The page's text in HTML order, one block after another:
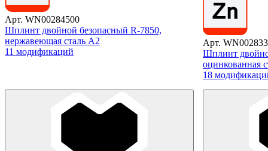
Арт. WN00284500
Шплинт двойной безопасный R-7850,
нержавеющая сталь А2
11 модификаций
Арт.
Шплинт
оцинкованная
18